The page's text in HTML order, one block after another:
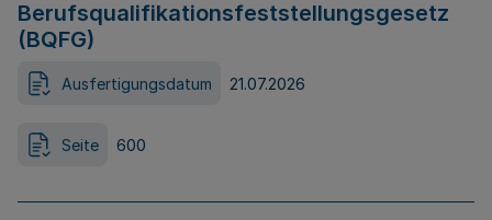
Berufsqualifikationsfeststellungsgesetz
(BQFG)
Ausfertigungsdatum 21.07.2026
Seite 600